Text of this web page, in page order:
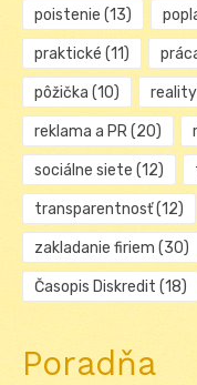
poistenie (13)
praktické (11)
pôžička (10) reality
reklama a PR(20)
sociálne siete (12)
transparentnosť(12)
zakladanie firiem (30)
Časopis Diskredit (18)
Poradňa